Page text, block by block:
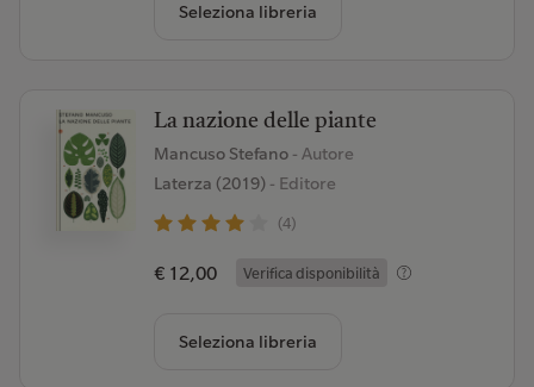
Seleziona libreria
La nazione delle piante
Mancuso Stefano - Autore
Laterza (2019)- Editore
(4)
€ 12,00 Verifica disponibilità
Seleziona libreria